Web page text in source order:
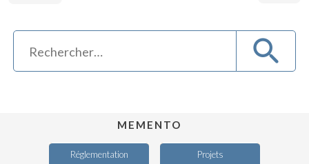
MEMENTO
Réglementation Projets